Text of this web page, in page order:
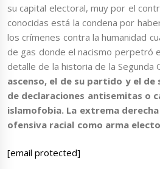
su capital electoral, muy por el
conocidas está la condena por
los crímenes contra la humanidad
de gas donde el nacismo perpetró
detalle de la historia de la Segunda
ascenso, el de su partido y el de
de declaraciones antisemitas o
islamofobia. La extrema
ofensiva racial como arma
[email protected]